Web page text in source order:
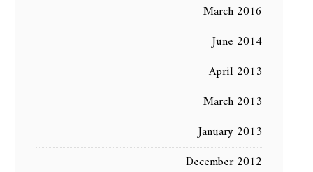
March 2016
June 2014
April 2013
March 2013
January 2013
December 2012